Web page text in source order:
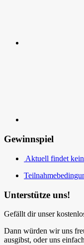
Gewinnspiel
Aktuell findet
Unterstütze uns!
Gefällt dir unser
Dann würden wir uns
ausgibst, oder uns